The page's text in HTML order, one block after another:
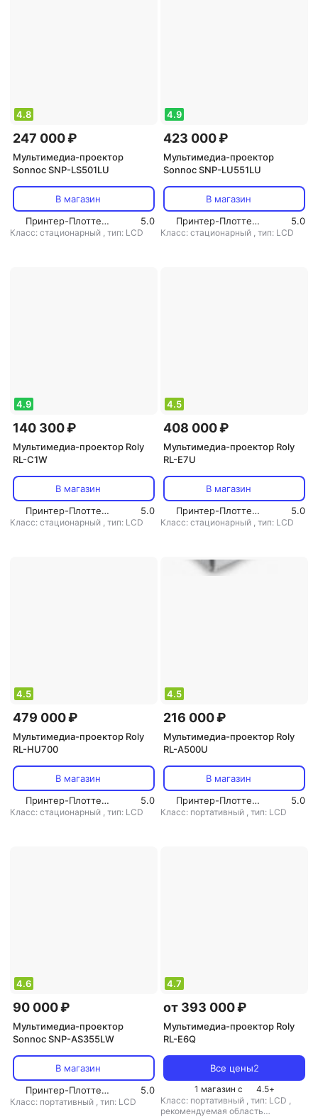
4.8
247 000 ₽
Мультимедиа-проектор
Sonnoc SNP-LS501LU
В магазин
Принтер-Плоттер.ру
5.0
Класс: стационарный , тип: LCD
4.9
423 000 ₽
Мультимедиа-проектор
Sonnoc SNP-LU551LU
В магазин
Принтер-Плоттер.ру
5.0
Класс: стационарный , тип: LCD
4.9
140 300 ₽
Мультимедиа-проектор Roly
RL-C1W
В магазин
Принтер-Плоттер.ру
5.0
Класс: стационарный , тип: LCD
4.5
408 000 ₽
Мультимедиа-проектор Roly
RL-E7U
В магазин
Принтер-Плоттер.ру
5.0
Класс: стационарный , тип: LCD
4.5
479 000 ₽
Мультимедиа-проектор Roly
RL-HU700
В магазин
Принтер-Плоттер.ру
5.0
Класс: стационарный , тип: LCD
4.5
216 000 ₽
Мультимедиа-проектор Roly
RL-A500U
В магазин
Принтер-Плоттер.ру
5.0
Класс: портативный , тип: LCD
4.6
90 000 ₽
Мультимедиа-проектор
Sonnoc SNP-AS355LW
В магазин
Принтер-Плоттер.ру
5.0
Класс: портативный , тип: LCD
4.7
от 393 000 ₽
Мультимедиа-проектор Roly
RL-E6Q
Все цены2
1 магазин с 4.5+
Класс: портативный , тип: LCD ,
рекомендуемая область